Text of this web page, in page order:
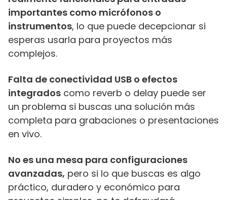
importantes como micrófonos o
instrumentos, lo que puede decepcionar si
esperas usarla para proyectos más
complejos.
Falta de conectividad USB o efectos
integrados como reverb o delay puede ser
un problema si buscas una solución más
completa para grabaciones o presentaciones
en vivo.
No es una mesa para configuraciones
avanzadas, pero si lo que buscas es algo
práctico, duradero y económico para